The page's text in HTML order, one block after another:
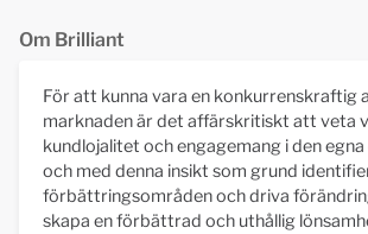
Om Brilliant
För att kunna vara en konkurrenskraftig
marknaden är det affärskritiskt att veta
kundlojalitet och engagemang i den
och med denna insikt som grund
förbättringsområden och driva
skapa en förbättrad och uthållig